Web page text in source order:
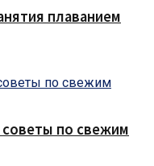
плаванием
по свежим